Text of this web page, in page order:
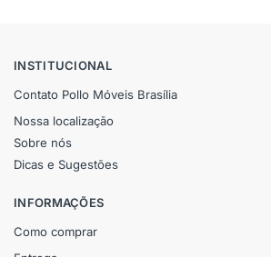
INSTITUCIONAL
Contato Pollo Móveis Brasília
Nossa localização
Sobre nós
Dicas e Sugestões
INFORMAÇÕES
Como comprar